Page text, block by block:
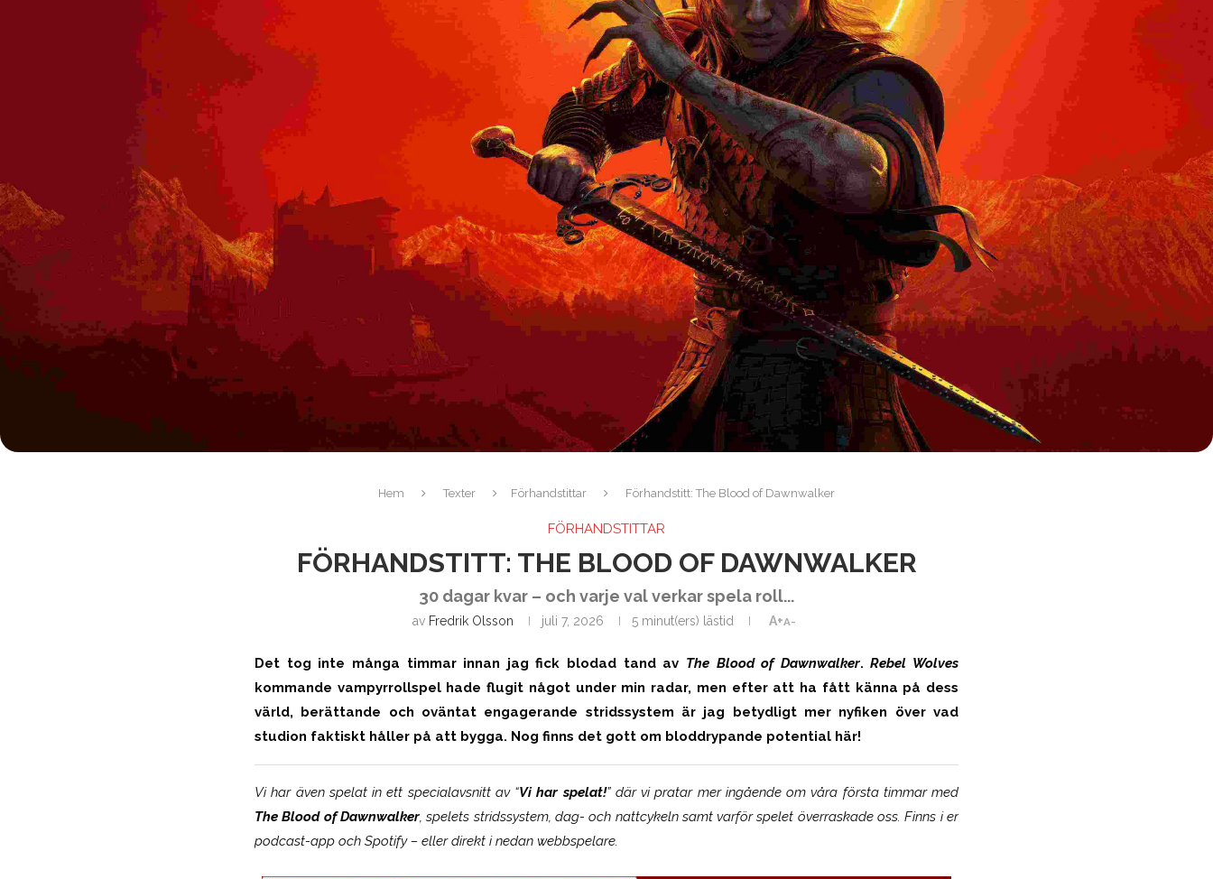
Hem Texter Förhandstittar Förhandstitt: The Blood of Dawnwalker
FÖRHANDSTITTAR
FÖRHANDSTITT: THE BLOOD OF DAWNWALKER
30 dagar kvar – och varje val verkar spela roll...
av Fredrik Olsson juli 7, 2026 5 minut(ers) lästid A+A-
Det tog inte många timmar innan jag fick blodad tand av The Blood of Dawnwalker.Rebel Wolves
kommande vampyrrollspel hade flugit något under min radar, men efter att ha fått känna på dess
värld, berättande och oväntat engagerande stridssystem är jag betydligt mer nyfiken över vad
studion faktiskt håller på att bygga. Nog finns det gott om bloddrypande potential här!
Vi har även spelat in ett specialavsnitt av “Vi har spelat!” där vi pratar mer ingående om våra första timmar med
The Blood of Dawnwalker, spelets stridssystem, dag- och nattcykeln samt varför spelet överraskade oss. Finns i er
podcast-app och Spotify – eller direkt i nedan webbspelare.